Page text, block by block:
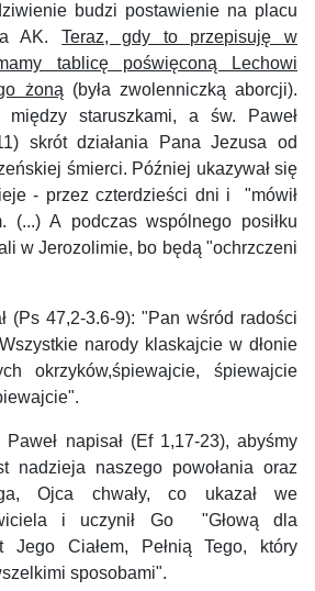
budzi postawienie na placu
AK.Teraz, gdy to przepisuję w
tablicę poświęconą Lechowi
żoną (była zwolenniczką aborcji).
między staruszkami, a św. Paweł
skrót działania Pana Jezusa od
śmierci. Później ukazywał się
- przez czterdzieści dni i "mówił
(...) A podczas wspólnego posiłku
w Jerozolimie, bo będą "ochrzczeni
47,2-3.6-9): "Pan wśród radości
narody klaskajcie w dłonie
okrzyków,śpiewajcie, śpiewajcie
napisał (Ef 1,17-23), abyśmy
nadzieja naszego powołania oraz
Ojca chwały, co ukazał we
i uczynił Go "Głową dla
Jego Ciałem, Pełnią Tego, który
sposobami".